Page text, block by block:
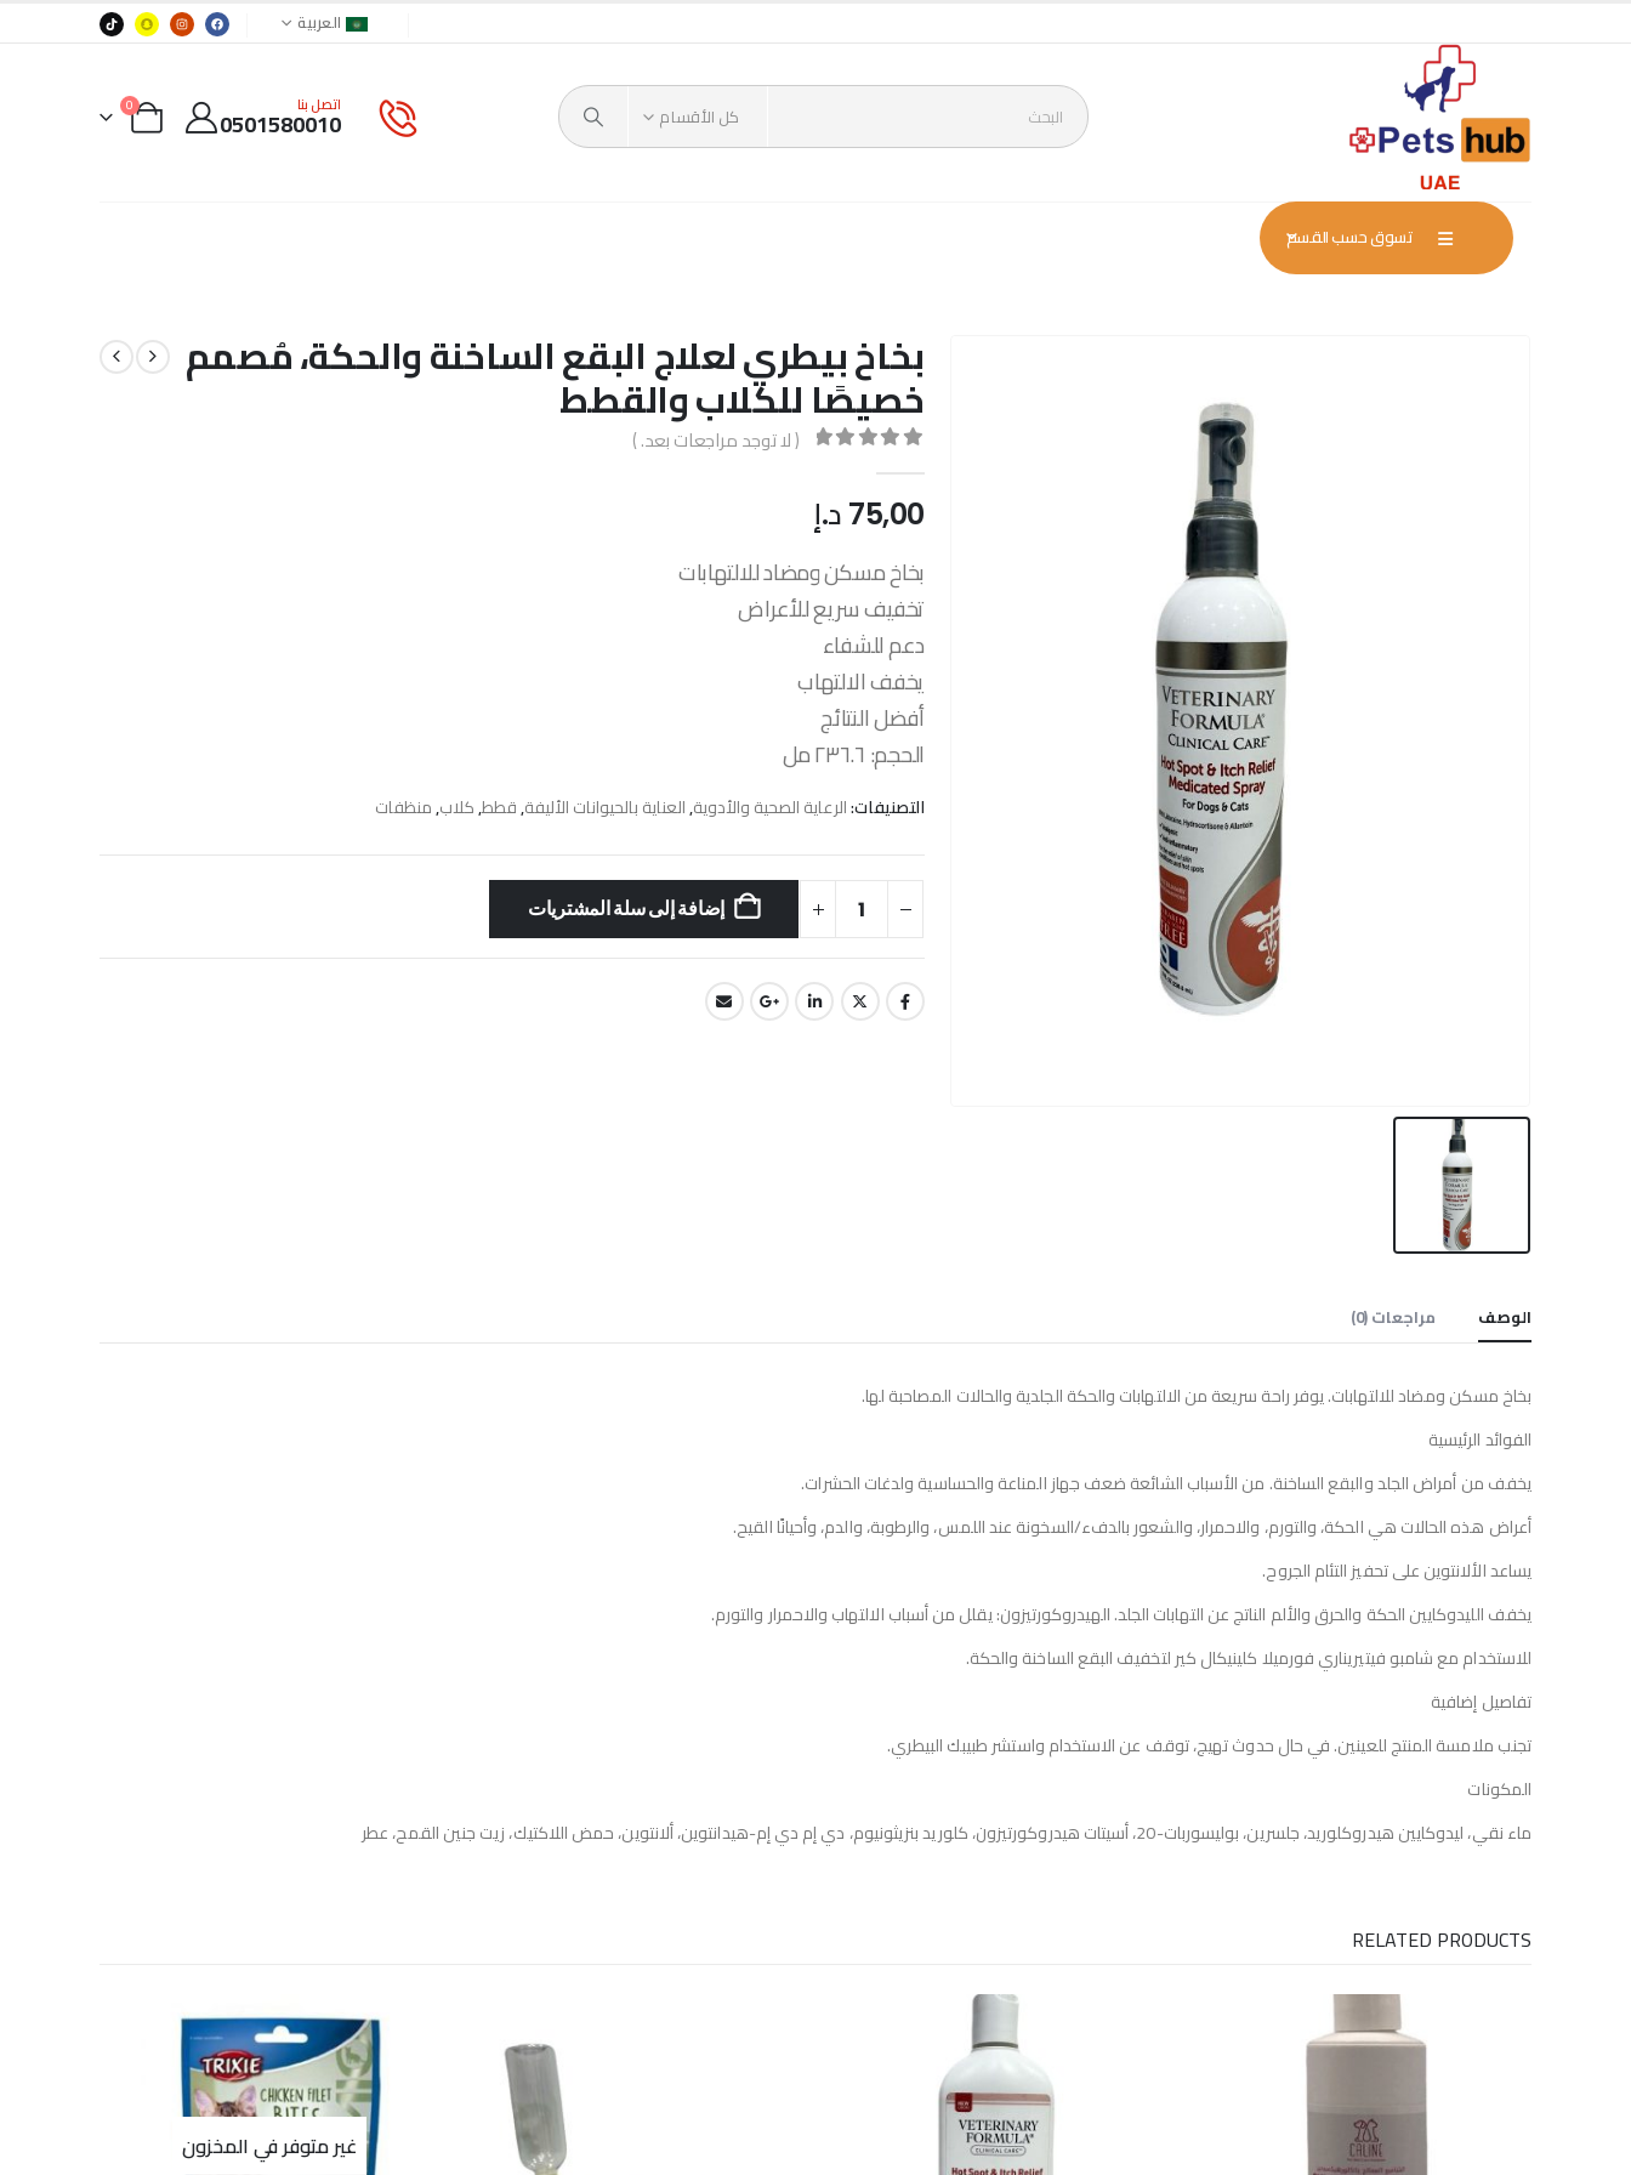
العربية
كل الأقسام اتصل بنا
0501580010
0
تسوق حسب القسم
بخاخ بيطري لعلاج البقع الساخنة والحكة، مُصمم
خصيصًا للكلاب والقطط
( لا توجد مراجعات بعد. )
75,00 د.إ
بخاخ مسكن ومضاد للالتهابات
تخفيف سريع للأعراض
دعم للشفاء
يخفف الالتهاب
أفضل النتائج
الحجم: ٢٣٦.٦ مل
التصنيفات:الرعاية الصحية والأدوية,العناية بالحيوانات الأليفة,قطط,كلاب,منظفات
إضافة إلى سلة المشتريات
الوصف مراجعات (0)
بخاخ مسكن ومضاد للالتهابات. يوفر راحة سريعة من الالتهابات والحكة الجلدية والحالات المصاحبة لها.
الفوائد الرئيسية
يخفف من أمراض الجلد والبقع الساخنة. من الأسباب الشائعة ضعف جهاز المناعة والحساسية ولدغات الحشرات.
أعراض هذه الحالات هي الحكة، والتورم، والاحمرار، والشعور بالدفء/السخونة عند اللمس، والرطوبة، والدم، وأحيانًا القيح.
يساعد الألانتوين على تحفيز التئام الجروح.
يخفف الليدوكايين الحكة والحرق والألم الناتج عن التهابات الجلد. الهيدروكورتيزون: يقلل من أسباب الالتهاب والاحمرار والتورم.
للاستخدام مع شامبو فيتيريناري فورميلا كلينيكال كير لتخفيف البقع الساخنة والحكة.
تفاصيل إضافية
تجنب ملامسة المنتج للعينين. في حال حدوث تهيج، توقف عن الاستخدام واستشر طبيبك البيطري.
المكونات
ماء نقي، ليدوكايين هيدروكلوريد، جلسرين، بوليسوربات-20، أسيتات هيدروكورتيزون، كلوريد بنزيثونيوم، دي إم دي إم-هيدانتوين، ألانتوين، حمض اللاكتيك، زيت جنين القمح، عطر
RELATED PRODUCTS
غير متوفر في المخزون